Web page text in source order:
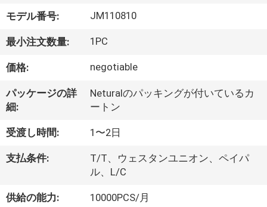
私
た
ち
つ
い
て
工
モデル番号: JM110810
最小注文数量: 1PC
価格: negotiable
パッケージの詳
細:
Neturalのパッキングが付いているカ
ートン
受渡し時間: 1〜2日
支払条件:
T/T、ウェスタンユニオン、ペイパ
ル、L/C
供給の能力: 10000PCS/月